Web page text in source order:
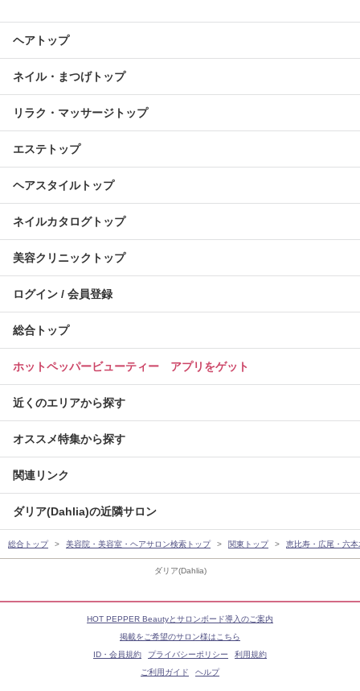
ダリア(Dahlia)
ヘアトップ
ネイル・まつげトップ
リラク・マッサージトップ
エステトップ
ヘアスタイルトップ
ネイルカタログトップ
美容クリニックトップ
ログイン / 会員登録
総合トップ
ホットペッパービューティー アプリをゲット
近くのエリアから探す
オススメ特集から探す
関連リンク
ダリア(Dahlia)の近隣サロン
総合トップ 美容院・美容室・ヘアサロン検索トップ 関東トップ 恵比寿・広尾・六
HOT PEPPER Beautyとサロンボード導入のご案内
掲載をご希望のサロン様はこちら
ID・会員規約
プライバシーポリシー
利用規約
ご利用ガイド
ヘルプ